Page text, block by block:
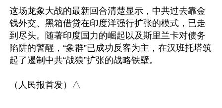
这场龙象大战的最新回合清楚显示，中共过去靠金
钱外交、黑箱借贷在印度洋强行扩张的模式，已走
到尽头。随著印度国力的崛起以及斯里兰卡对债务
陷阱的警醒，“象群”已成功反客为主，在汉班托塔筑
起了遏制中共“战狼”扩张的战略铁壁。